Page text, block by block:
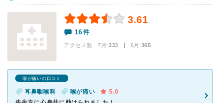
3.61
16件
アクセス数 7月:333 | 6月:365
喉が痛いの口コミ
耳鼻咽喉科 喉が痛い
5.0